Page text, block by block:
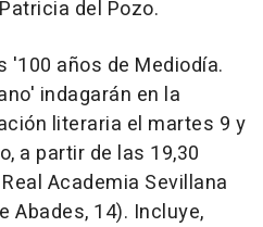
del Pozo.
años de Mediodía.
indagarán en la
literaria el martes 9 y
a partir de las 19,30
Academia Sevillana
Abades, 14). Incluye,